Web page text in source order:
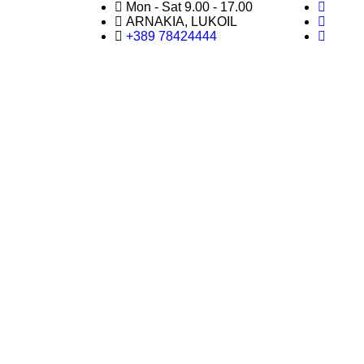
Mon - Sat 9.00 - 17.00
ARNAKIA, LUKOIL
+389 78424444